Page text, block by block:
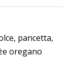
pancetta,
oregano